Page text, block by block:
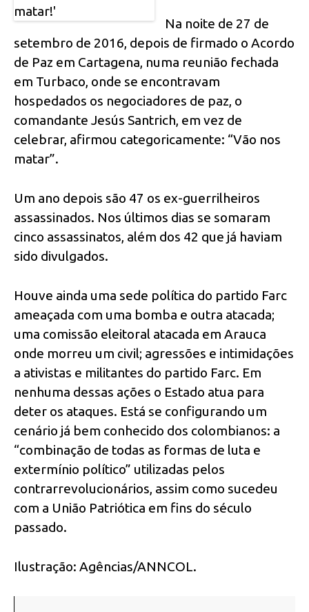
Na noite de 27 de
setembro de 2016, depois de firmado o Acordo
de Paz em Cartagena, numa reunião fechada
em Turbaco, onde se encontravam
hospedados os negociadores de paz, o
comandante Jesús Santrich, em vez de
celebrar, afirmou categoricamente: “Vão nos
matar”.
Um ano depois são 47 os ex-guerrilheiros
assassinados. Nos últimos dias se somaram
cinco assassinatos, além dos 42 que já haviam
sido divulgados.
Houve ainda uma sede política do partido Farc
ameaçada com uma bomba e outra atacada;
uma comissão eleitoral atacada em Arauca
onde morreu um civil; agressões e intimidações
a ativistas e militantes do partido Farc. Em
nenhuma dessas ações o Estado atua para
deter os ataques. Está se configurando um
cenário já bem conhecido dos colombianos: a
“combinação de todas as formas de luta e
extermínio político” utilizadas pelos
contrarrevolucionários, assim como sucedeu
com a União Patriótica em fins do século
passado.
Ilustração: Agências/ANNCOL.